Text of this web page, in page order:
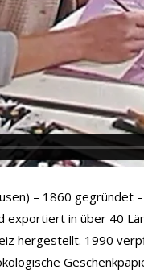
– 1860 gegründet
exportiert in über 40
hergestellt. 1990